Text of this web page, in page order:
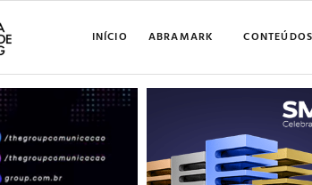
INÍCIO ABRAMARK CONTEÚDOS